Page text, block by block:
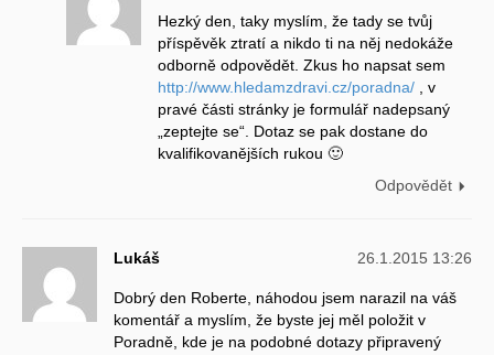
Hezký den, taky myslím, že tady se tvůj
příspěvěk ztratí a nikdo ti na něj nedokáže
odborně odpovědět. Zkus ho napsat sem
http://www.hledamzdravi.cz/poradna/ , v
pravé části stránky je formulář nadepsaný
„zeptejte se“. Dotaz se pak dostane do
kvalifikovanějších rukou 🙂
Odpovědět
Lukáš 26.1.2015 13:26
Dobrý den Roberte, náhodou jsem narazil na váš
komentář a myslím, že byste jej měl položit v
Poradně, kde je na podobné dotazy připravený